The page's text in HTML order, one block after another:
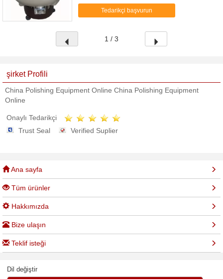
üzere ametaller, özellikle parçaların karmaşık ve
Düzensiz bo...Tedarikçi başvurun
1 / 3
şirket Profili
China Polishing Equipment Online China Polishing Equipment
Online
Onaylı Tedarikçi
Trust Seal
Verified Suplier
Ana sayfa
Tüm ürünler
Hakkımızda
Bize ulaşın
Teklif isteği
Dil değiştir